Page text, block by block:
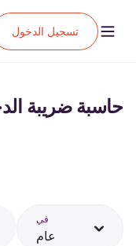
تسجيل الدخول
في
عام